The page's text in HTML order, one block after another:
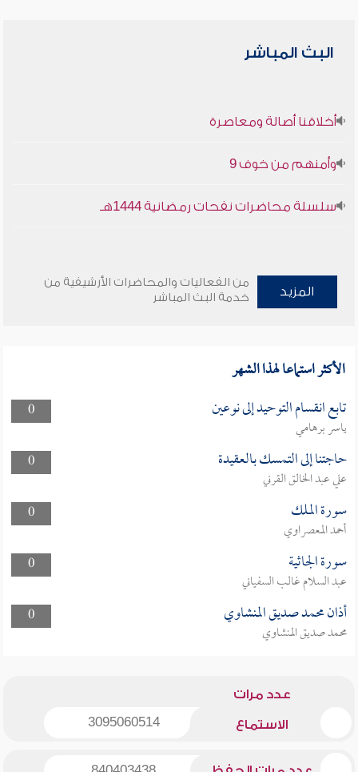
البث المباشر
أخلاقنا أصالة ومعاصرة
وأمنهم من خوف 9
سلسلة محاضرات نفحات رمضانية 1444هـ
المزيد
من الفعاليات والمحاضرات الأرشيفية من
خدمة البث المباشر
الأكثر استماعا لهذا الشهر
0 تابع انقسام التوحيد إلى نوعين
ياسر برهامي
0
حاجتنا إلى التمسك بالعقيدة
علي عبد الخالق القرني
0
سورة الملك
أحمد المعصراوي
0
سورة الجاثية
عبد السلام غالب السفياني
0
أذان محمد صديق المنشاوي
محمد صديق المنشاوي
عدد مرات
الاستماع 3095060514